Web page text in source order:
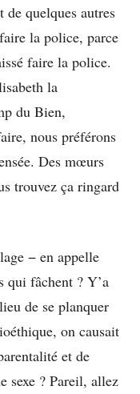
quelques autres
la police, parce
faire la police.
la
du Bien,
nous préférons
Des mœurs
trouvez ça ringard
− en appelle
qui fâchent ? Y’a
de se planquer
on causait
et de
sexe ? Pareil, allez